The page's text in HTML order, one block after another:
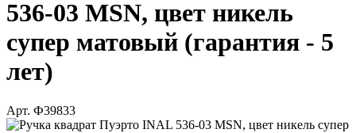
536-03 MSN, цвет никель
супер матовый (гарантия - 5
лет)
Арт. Ф39833